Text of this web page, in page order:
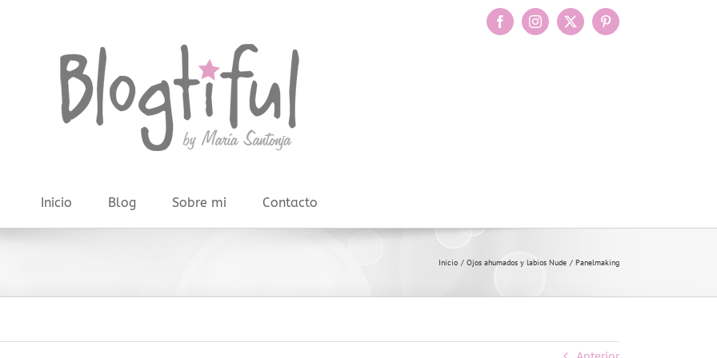
FacebookInstagram
X Pinterest
Inicio Blog Sobre mi Contacto
Inicio Ojos ahumados y labios Nude Panelmaking